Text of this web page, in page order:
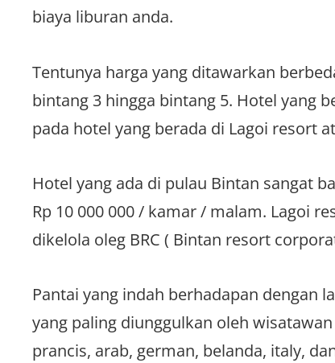
biaya liburan anda.
Tentunya harga yang ditawarkan
bintang 3 hingga bintang 5. Hotel yang
pada hotel yang berada di Lagoi resort
Hotel yang ada di pulau Bintan sangat
Rp 10 000 000 / kamar / malam. Lagoi
dikelola oleg BRC ( Bintan resort
Pantai yang indah berhadapan dengan
yang paling diunggulkan oleh
prancis, arab, german, belanda, italy,